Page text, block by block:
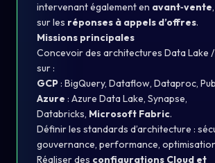
intervenant également en avant‑vente
sur les réponses à appels d’offres.
Missions principales
Concevoir des architectures Data Lake
sur :
GCP : BigQuery, Dataflow, Dataproc,
Azure : Azure Data Lake, Synapse,
Databricks, Microsoft Fabric.
Définir les standards d’architecture :
gouvernance, performance,
Réaliser des configurations Cloud et